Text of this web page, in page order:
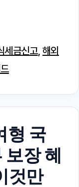
세금신고, 해외
형 국
보장 혜
것만